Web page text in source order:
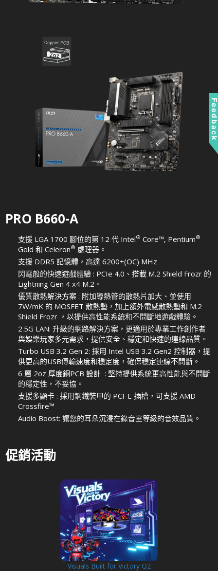
PRO B660-A
支援 LGA 1700 腳位的第 12 代 Intel® Core™, Pentium®
Gold 和 Celeron® 處理器。
支援 DDR5 記憶體，高達 6200+(OC) MHz
閃電般的快速遊戲體驗 : PCIe 4.0、搭載 M.2 Shield Frozr 的
Lightning Gen 4 x4 M.2。
優質散熱解決方案 : 附加導熱管的散熱片加大、並使用
7W/mK 的 MOSFET 散熱墊，加上額外電感散熱墊和 M.2
Shield Frozr ，以提供高性能系統和不間斷地遊戲體驗。
2.5G LAN: 升級的網路解決方案，更適用於專業工作創作者
與娛樂玩家多元需求，提供安全、穩定和快速的連線品質。
Turbo USB 3.2 Gen 2: 採用 Intel USB 3.2 Gen2 控制器，提
供更高的USB傳輸速度和穩定度，確保穩定連線不間斷。
6 層 2oz 厚度銅PCB 設計 : 堅持提供系統更高性能與不間斷
的穩定性，不妥協。
支援多顯卡 : 採用鋼鐵裝甲的 PCI-E 插槽，可支援 AMD
Crossfire™
Audio Boost: 讓您的耳朵沉浸在錄音室等級的音效品質。
促銷活動
Visuals Built for Victory Q2